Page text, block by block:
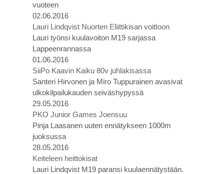
vuoteen
02.06.2016
Lauri Lindqvist Nuorten Eliittikisan voittoon
Lauri työnsi kuulavoiton M19 sarjassa
Lappeenrannassa
01.06.2016
SiiPo Kaavin Kaiku 80v juhlakisassa
Santeri Hirvonen ja Miro Tuppurainen avasivat
ulkokilpailukauden seiväshypyssä
29.05.2016
PKO Junior Games Joensuu
Pinja Laasanen uuten ennätykseen 1000m
juoksussa
28.05.2016
Keiteleen heittokisat
Lauri Lindqvist M19 paransi kuulaennätystään.